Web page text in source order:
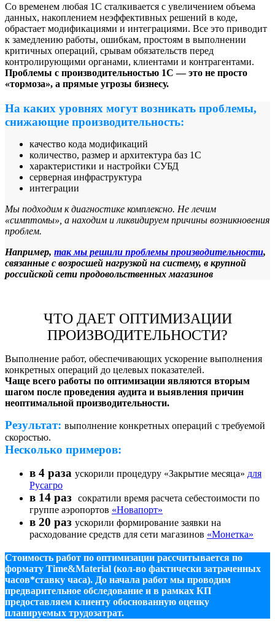
Со временем любая 1С сталкивается с увеличением объема
данных, накоплением неэффективных решений в коде,
обрастает модификациями и интеграциями. Все это приводит
к замедлению работы, ошибкам, простоям в выполнении
критичных операций, срывам обязательств перед
контролирующими органами, клиентами и контрагентами.
Проблемы с производительностью 1С — это не просто
«тормоза», а прямые угрозы бизнесу.
На каких уровнях могут возникать проблемы,
снижающие производительность:
качество кода модификаций
количество, размер и архитектура баз 1С
характеристики и настройки СУБД
серверная инфраструктура
интеграции
Мы подходим к диагностике комплексно. Не лечим
«симптомы», а находим и ликвидируем причины возникновения
проблем.
Например, так мы решили проблемы производительности,
связанные с возросшей нагрузкой на систему, в крупной
российской сети продовольственных магазинов
ЧТО ДАЕТ ОПТИМИЗАЦИИ
ПРОИЗВОДИТЕЛЬНОСТИ?
Выполнение работ, обеспечивающих ускорение выполнения
конкретных операций до целевых показателей.
Чаще всего работы по оптимизации являются вторым
шагом после проведения аудита и выявления причин
неоптимальной производительности.
Результат: выполнение конкретных операций с требуемой
скоростью.
Несколько примеров:
в 4 раза ускорили процедуру «Закрытие месяца» для
Русагро
в 14 раз сократили время расчета себестоимости по
группе аэропортов «Новапорт»
в 20 раз ускорили формирование заявки на
расходование средств для сети магазинов «Монетка»
Стоимость работ по оптимизации рассчитывается по
формату Time&Material (кол-во фактически затраченных
часов*ставку часа). До начала работ мы проводим
предварительное обследование и в рамках КП
предоставляем клиенту обоснованную оценку
планируемых трудозатрат.